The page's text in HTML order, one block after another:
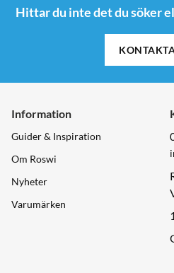
Hittar du inte det du söker
Information
Guider & Inspiration
Om Roswi
Nyheter
Varumärken